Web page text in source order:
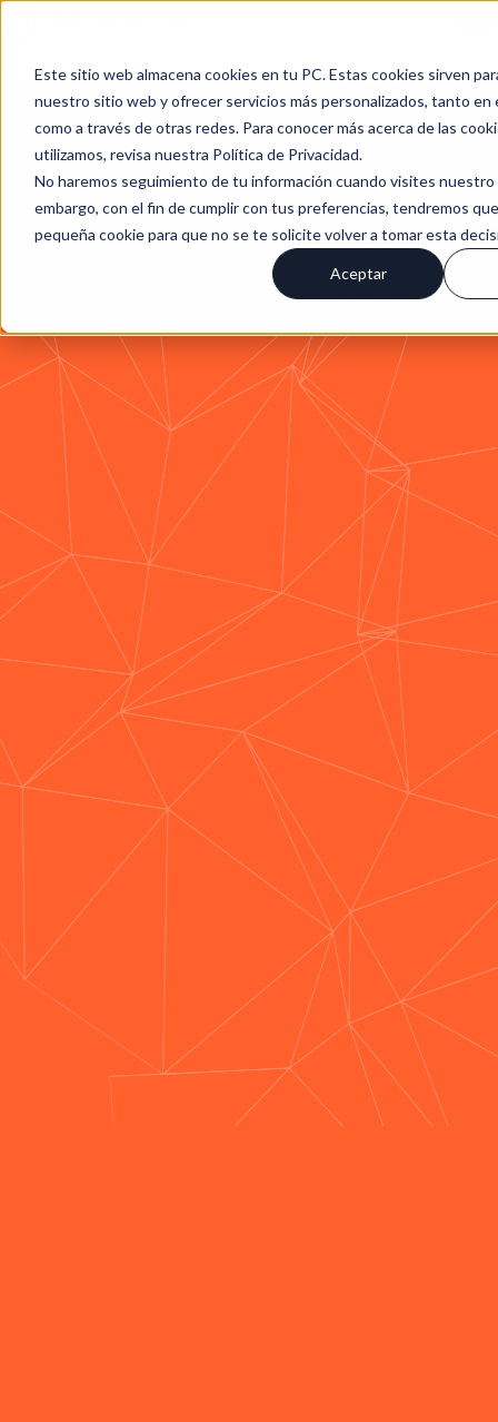
Este sitio web almacena cookies en tu PC. Estas cookies sirven
nuestro sitio web y ofrecer servicios más personalizados, tanto
como a través de otras redes. Para conocer más acerca de las
utilizamos, revisa nuestra Política de Privacidad.
No haremos seguimiento de tu información cuando visites nuestro
embargo, con el fin de cumplir con tus preferencias, tendremos
pequeña cookie para que no se te solicite volver a tomar esta
Aceptar